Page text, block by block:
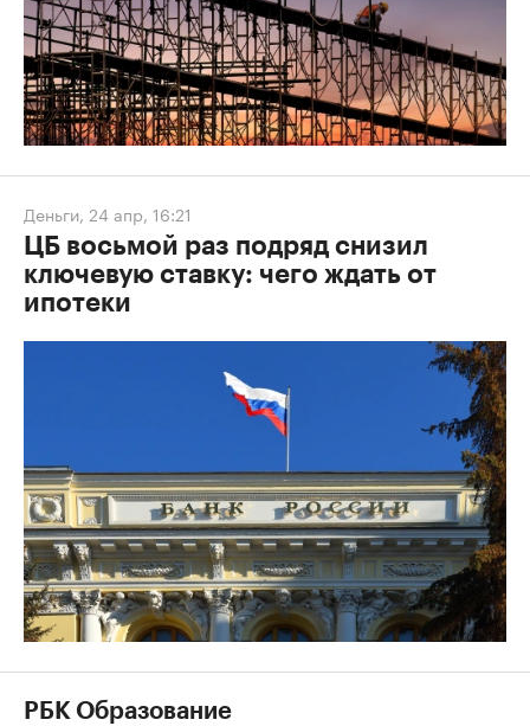
Деньги, 24 апр, 16:21
ЦБ восьмой раз подряд снизил
ключевую ставку: чего ждать от
ипотеки
РБК Образование